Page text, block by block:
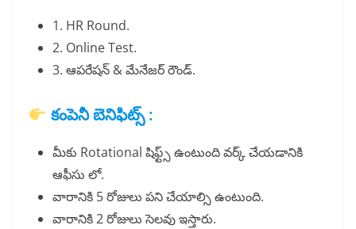
1. HR Round.
2. Online Test.
3. ఆపరేషన్ & మేనేజర్ రౌండ్.
కంపెనీ బెనిఫిట్స్ :
మీకు Rotational షిఫ్ట్స్ ఉంటుంది వర్క్ చేయడానికి
ఆఫీసు లో.
వారానికి 5 రోజులు పని చేయాల్సి ఉంటుంది.
వారానికి 2 రోజులు సెలవు ఇస్తారు.